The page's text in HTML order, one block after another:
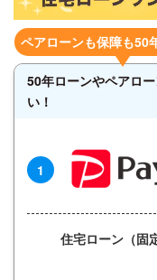
ペアローンも保障も50
50年ローンやペアロ
い！
1
住宅ローン（固